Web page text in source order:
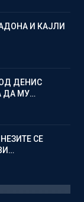
И КАЈЛИ
ДЕНИС
ДА МУ…
СЕ